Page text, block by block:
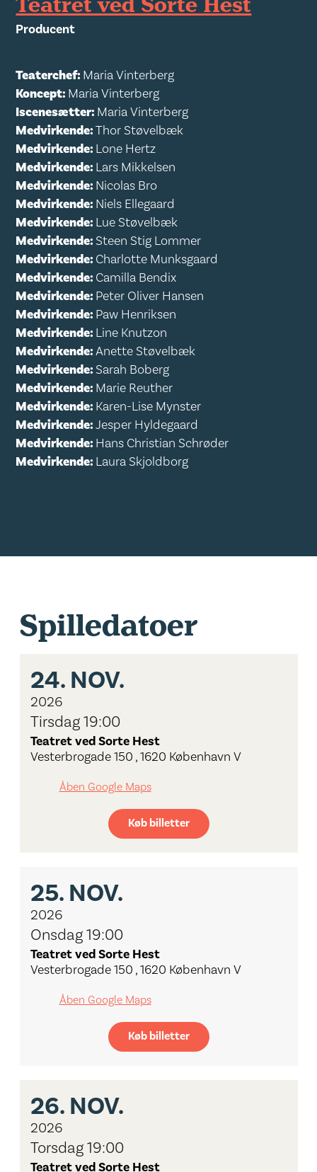
Producent
Teaterchef: Maria Vinterberg
Koncept: Maria Vinterberg
Iscenesætter: Maria Vinterberg
Medvirkende:Thor Støvelbæk
Medvirkende: Lone Hertz
Medvirkende: Lars Mikkelsen
Medvirkende: Nicolas Bro
Medvirkende: Niels Ellegaard
Medvirkende: Lue Støvelbæk
Medvirkende:Steen Stig Lommer
Medvirkende: Charlotte Munksgaard
Medvirkende: Camilla Bendix
Medvirkende: Peter Oliver Hansen
Medvirkende: Paw Henriksen
Medvirkende: Line Knutzon
Medvirkende:Anette Støvelbæk
Medvirkende:Sarah Boberg
Medvirkende: Marie Reuther
Medvirkende: Karen-Lise Mynster
Medvirkende:Jesper Hyldegaard
Medvirkende: Hans Christian Schrøder
Medvirkende: Laura Skjoldborg
Spilledatoer
24. NOV.
2026
Tirsdag 19:00
Teatret ved Sorte Hest
Vesterbrogade 150 , 1620 København V
Åben Google Maps
Køb billetter
25. NOV.
2026
Onsdag 19:00
Teatret ved Sorte Hest
Vesterbrogade 150 , 1620 København V
Åben Google Maps
Køb billetter
26. NOV.
2026
Torsdag 19:00
Teatret ved Sorte Hest